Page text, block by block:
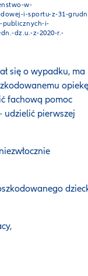
w-
i-sportu-z-31-
publicznych-i-
dz.u.-z-2020-r.-
się o wypadku, ma
fachową pomoc
udzielić pierwszej